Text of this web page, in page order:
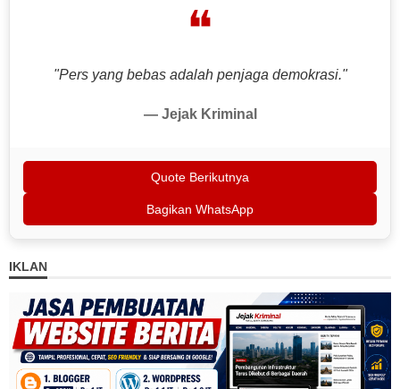
❝
"Pers yang bebas adalah penjaga demokrasi."
— Jejak Kriminal
Quote Berikutnya
Bagikan WhatsApp
IKLAN